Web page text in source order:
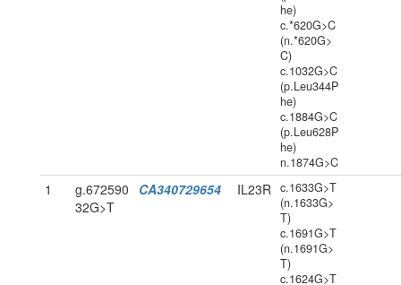
he)
c.*620G>C
(n.*620G>
C)
c.1032G>C
(p.Leu344P
he)
c.1884G>C
(p.Leu628P
he)
n.1874G>C
1
g.672590
32G>T
CA340729654 IL23R c.1633G>T
(n.1633G>
T)
c.1691G>T
(n.1691G>
T)
c.1624G>T